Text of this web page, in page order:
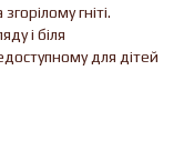
гніті.
і біля
для дітей